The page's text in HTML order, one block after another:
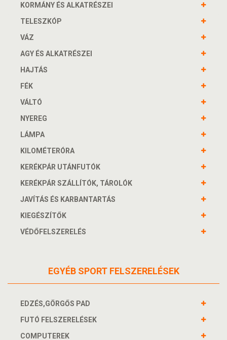
KORMÁNY ÉS ALKATRÉSZEI
TELESZKÓP
VÁZ
AGY ÉS ALKATRÉSZEI
HAJTÁS
FÉK
VÁLTÓ
NYEREG
LÁMPA
KILOMÉTERÓRA
KERÉKPÁR UTÁNFUTÓK
KERÉKPÁR SZÁLLÍTÓK, TÁROLÓK
JAVÍTÁS ÉS KARBANTARTÁS
KIEGÉSZÍTŐK
VÉDŐFELSZERELÉS
EGYÉB SPORT FELSZERELÉSEK
EDZÉS,GÖRGŐS PAD
FUTÓ FELSZERELÉSEK
COMPUTEREK